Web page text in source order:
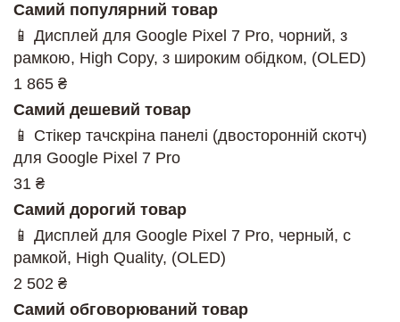
Самий популярний товар
📱 Дисплей для Google Pixel 7 Pro, чорний, з
рамкою, High Copy, з широким обідком, (OLED)
1 865 ₴
Самий дешевий товар
📱 Стікер тачскріна панелі (двосторонній скотч)
для Google Pixel 7 Pro
31 ₴
Самий дорогий товар
📱 Дисплей для Google Pixel 7 Pro, черный, с
рамкой, High Quality, (OLED)
2 502 ₴
Самий обговорюваний товар